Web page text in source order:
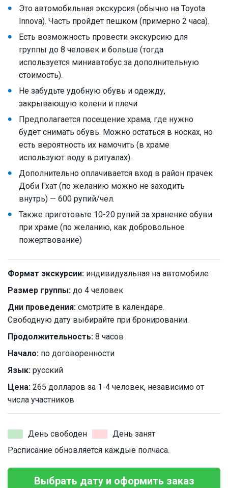
Это автомобильная экскурсия (обычно на Toyota
Innova). Часть пройдет пешком (примерно 2 часа).
Есть возможность провести экскурсию для
группы до 8 человек и больше (тогда
используется миниавтобус за дополнительную
стоимость).
Не забудьте удобную обувь и одежду,
закрывающую колени и плечи
Предполагается посещение храма, где нужно
будет снимать обувь. Можно остаться в носках, но
есть вероятность их намочить (в храме
используют воду в ритуалах).
Дополнительно оплачивается вход в район прачек
Доби Гхат (по желанию можно не заходить
внутрь) — 600 рупий/чел.
Также приготовьте 10-20 рупий за хранение обуви
при храме (по желанию, как добровольное
пожертвование)
Формат экскурсии: индивидуальная на автомобиле
Размер группы: до 4 человек
Дни проведения: смотрите в календаре.
Свободную дату выбирайте при бронировании.
Продолжительность: 8 часов
Начало: по договоренности
Язык: русский
Цена: 265 долларов за 1-4 человек, независимо от
числа участников
День свободен
День занят
Расписание обновляется каждые полчаса.
Выбрать дату и оформить заказ